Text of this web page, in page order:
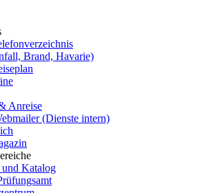
Brand, Havarie)
Anreise
(Dienste intern)
Katalog